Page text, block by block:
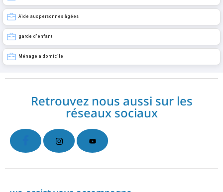
Aide aux personnes âgées
garde d’enfant
Ménage a domicile
Retrouvez nous aussi sur les
réseaux sociaux